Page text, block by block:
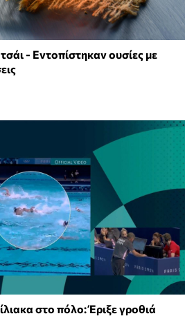
- Εντοπίστηκαν ουσίες με
στο πόλο: Έριξε γροθιά